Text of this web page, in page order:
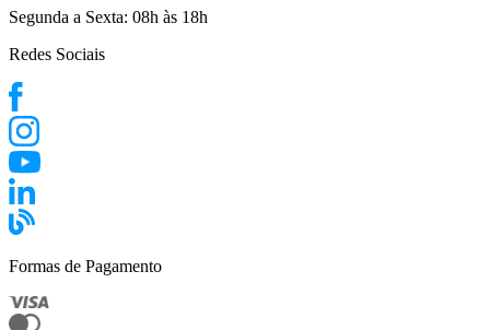
Segunda a Sexta: 08h às 18h
Redes Sociais
Formas de Pagamento